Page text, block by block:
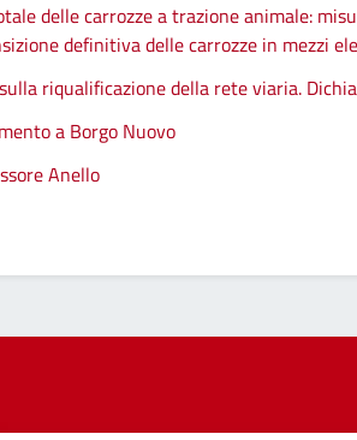
delle carrozze a trazione animale:
definitiva delle carrozze in mezzi
riqualificazione della rete viaria.
a Borgo Nuovo
Anello